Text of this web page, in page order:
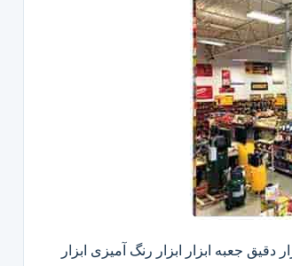
دقیق​ جعبه ابزار ابزار رنگ آمیزی ابزار